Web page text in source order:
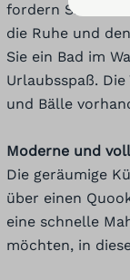
Klimatisierung
Zentralheizung
Gasherd
fordern Sie Ihre
die Ruhe und
Sie ein Bad im
Urlaubsspaß.
und Bälle
Moderne und
Die geräumige
über einen
eine schnelle
möchten, in